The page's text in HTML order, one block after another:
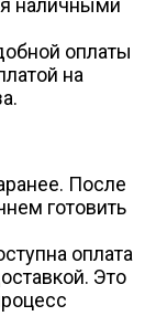
наличными
оплаты
на
После
готовить
оплата
Это